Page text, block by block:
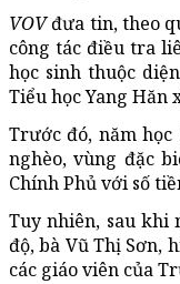
VOVđưa tin, theo
công tác điều tra
học sinh thuộc
Tiểu học Yang Hăn
Trước đó, năm học
nghèo, vùng đặc
Chính Phủ với số
Tuy nhiên, sau khi
độ, bà Vũ Thị Sơn,
các giáo viên của